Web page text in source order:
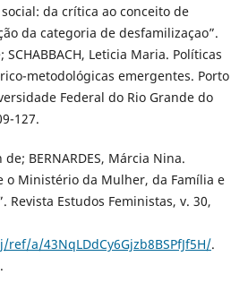
da crítica ao conceito de
da categoria de desfamilizaçao”.
Leticia Maria. Políticas
metodológicas emergentes. Porto
Federal do Rio Grande do
127.
BERNARDES, Márcia Nina.
o Ministério da Mulher, da Família e
Revista Estudos Feministas, v. 30,
a/43NqLDdCy6Gjzb8BSPfJf5H/.